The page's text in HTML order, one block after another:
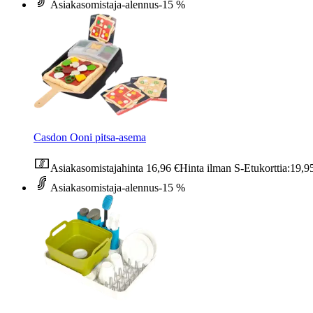
Asiakasomistaja-alennus-15 %
Casdon Ooni pitsa-asema
Asiakasomistajahinta 16,96 €Hinta ilman S-Etukorttia:
Asiakasomistaja-alennus-15 %